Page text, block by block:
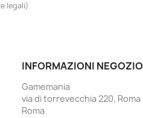
legali)
INFORMAZIONI NEGOZIO
Gamemania
via di torrevecchia 220, Roma
Roma